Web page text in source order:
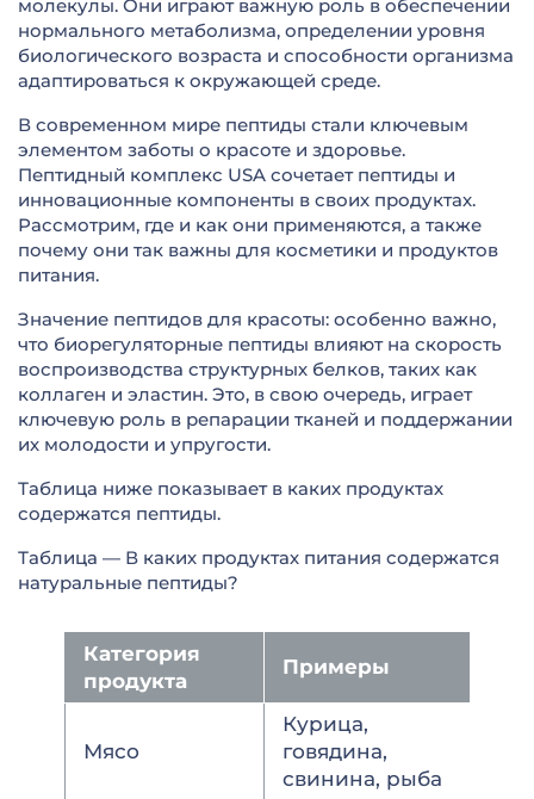
молекулы. Они играют важную роль в обеспечении
нормального метаболизма, определении уровня
биологического возраста и способности организма
адаптироваться к окружающей среде.
В современном мире пептиды стали ключевым
элементом заботы о красоте и здоровье.
Пептидный комплекс USA сочетает пептиды и
инновационные компоненты в своих продуктах.
Рассмотрим, где и как они применяются, а также
почему они так важны для косметики и продуктов
питания.
Значение пептидов для красоты: особенно важно,
что биорегуляторные пептиды влияют на скорость
воспроизводства структурных белков, таких как
коллаген и эластин. Это, в свою очередь, играет
ключевую роль в репарации тканей и поддержании
их молодости и упругости.
Таблица ниже показывает в каких продуктах
содержатся пептиды.
Таблица — В каких продуктах питания содержатся
натуральные пептиды?
Категория
продукта
Примеры
Мясо
Курица,
говядина,
свинина, рыба